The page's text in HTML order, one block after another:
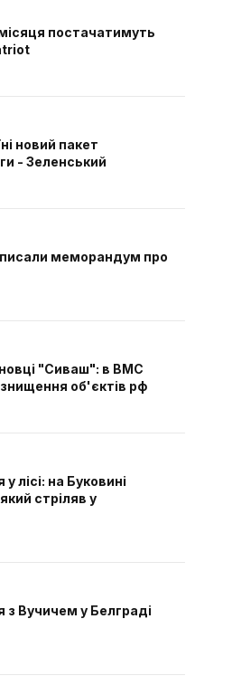
постачатимуть
новий пакет
- Зеленський
меморандум про
"Сиваш": в ВМС
об'єктів рф
лісі: на Буковині
стріляв у
з Вучичем у Белграді